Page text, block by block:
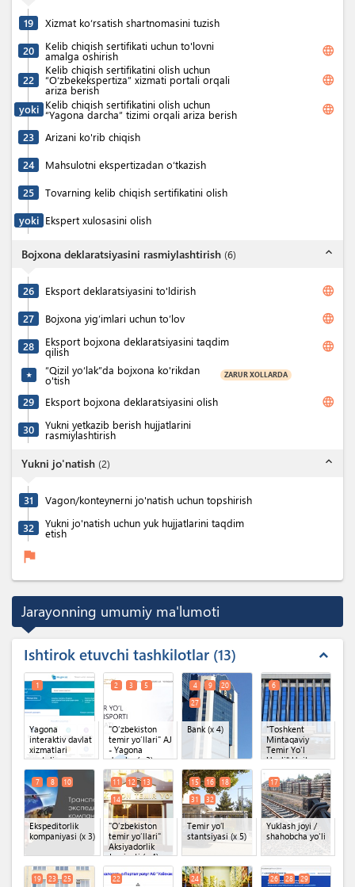
19 Xizmat ko‘rsatish shartnomasini tuzish
20 Kelib chiqish sertifikati uchun to'lovni
amalga oshirish language
22
Kelib chiqish sertifikatini olish uchun
“O‘zbekekspertiza” xizmati portali orqali
ariza berish
language
yoki Kelib chiqish sertifikatini olish uchun
“Yagona darcha” tizimi orqali ariza berish language
23 Arizani ko'rib chiqish
24 Mahsulotni ekspertizadan o‘tkazish
25 Tovarning kelib chiqish sertifikatini olish
yoki Ekspert xulosasini olish
Bojxona deklaratsiyasini rasmiylashtirish (6) expand_less
26 Eksport deklaratsiyasini to'ldirish language
27 Bojxona yig’imlari uchun to’lov language
28 Eksport bojxona deklaratsiyasini taqdim
qilish language
★ “Qizil yo‘lak”da bojxona ko'rikdan
o'tish ZARUR XOLLARDA
29 Eksport bojxona deklaratsiyasini olish language
30 Yukni yetkazib berish hujjatlarini
rasmiylashtirish
Yukni jo'natish (2) expand_less
31 Vagon/konteynerni jo'natish uchun topshirish
32 Yukni jo'natish uchun yuk hujjatlarini taqdim
etish
flag
Jarayonning umumiy ma'lumoti
Ishtirok etuvchi tashkilotlar 13 expand_less
Yagona
interaktiv davlat
xizmatlari
portali
1
"O‘zbekiston
temir yo‘llari" AJ
- Yagona
darcha(x 3)
2 3 5
Bank(x 4)
4 9
20
27
"Toshkent
Mintaqaviy
Temir Yo'l
Uzeli" Unitar
korxonasi
O'zbekiston
Temir Yo'llari AJ
6
Ekspeditorlik
kompaniyasi (x 3)
7 8 10
"O‘zbekiston
temir yo‘llari"
Aksiyadorlik
Jamiyati(x 4)
11 12
13
14
Temir yoʻl
stantsiyasi(x 5)
15 16
18
31
32
Yuklash joyi /
shahobcha yo'li
17
19 23 25 22 24 26 28 29